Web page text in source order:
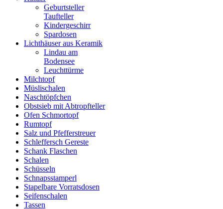
Geburtsteller
Taufteller
Kindergeschirr
Spardosen
Lichthäuser aus Keramik
Lindau am
Bodensee
Leuchttürme
Milchtopf
Müslischalen
Naschtöpfchen
Obstsieb mit Abtropfteller
Ofen Schmortopf
Rumtopf
Salz und Pfefferstreuer
Schleffersch Gereste
Schank Flaschen
Schalen
Schüsseln
Schnapsstamperl
Stapelbare Vorratsdosen
Seifenschalen
Tassen